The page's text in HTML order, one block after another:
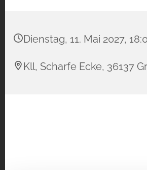
Dienstag, 11. Mai 2027,
Kll, Scharfe Ecke, 36137